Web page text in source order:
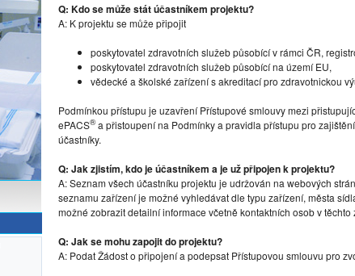
Q: Kdo se může stát účastníkem projektu?
A: K projektu se může připojit
poskytovatel zdravotních služeb působící v rámci ČR,
poskytovatel zdravotních služeb působící na území EU,
vědecké a školské zařízení s akreditací pro zdravotnickou
Podmínkou přístupu je uzavření Přístupové smlouvy mezi
ePACS®a přistoupení na Podmínky a pravidla přístupu pro
účastníky.
Q: Jak zjistím, kdo je účastníkem a je už připojen k projektu?
A: Seznam všech účastníku projektu je udržován na webových
seznamu zařízení je možné vyhledávat dle typu zařízení, města
možné zobrazit detailní informace včetně kontaktních osob v těchto
Q: Jak se mohu zapojit do projektu?
A: Podat Žádost o připojení a podepsat Přístupovou smlouvu pro